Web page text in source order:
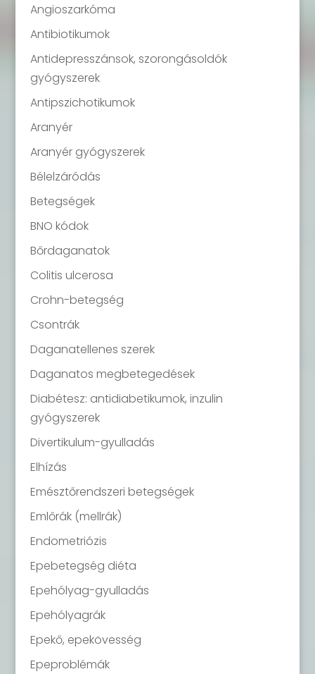
Angioszarkóma
Antibiotikumok
Antidepresszánsok, szorongásoldók
gyógyszerek
Antipszichotikumok
Aranyér
Aranyér gyógyszerek
Bélelzáródás
Betegségek
BNO kódok
Bőrdaganatok
Colitis ulcerosa
Crohn-betegség
Csontrák
Daganatellenes szerek
Daganatos megbetegedések
Diabétesz: antidiabetikumok, inzulin
gyógyszerek
Divertikulum-gyulladás
Elhízás
Emésztőrendszeri betegségek
Emlőrák (mellrák)
Endometriózis
Epebetegség diéta
Epehólyag-gyulladás
Epehólyagrák
Epekő, epekövesség
Epeproblémák